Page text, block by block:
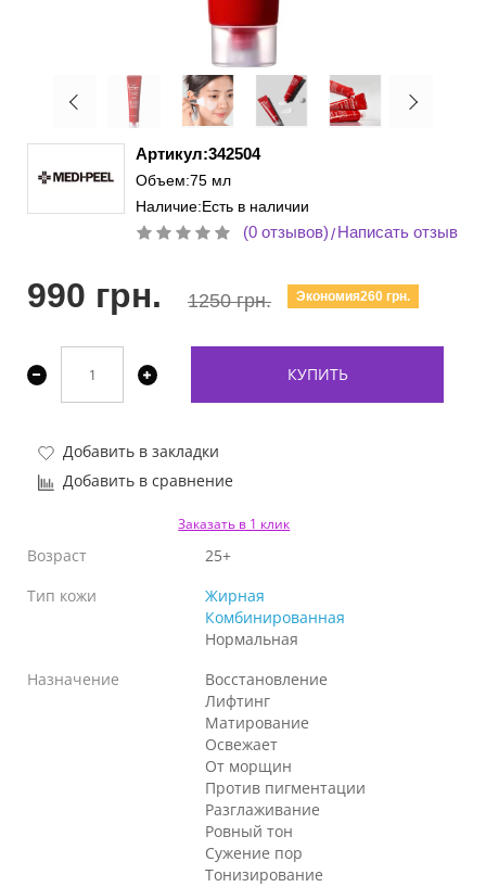
Артикул:342504
Объем:75 мл
Наличие:Есть в наличии
(0 отзывов)/Написать отзыв
990 грн. 1250 грн. Экономия260 грн.
КУПИТЬ
Добавить в закладки
Добавить в сравнение
Заказать в 1 клик
Возраст
25+
Тип кожи
Жирная
Комбинированная
Нормальная
Назначение
Восстановление
Лифтинг
Матирование
Освежает
От морщин
Против пигментации
Разглаживание
Ровный тон
Сужение пор
Тонизирование